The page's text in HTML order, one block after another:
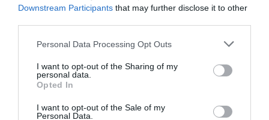
Downstream Participants that may further disclose it to other
Please note that this website/app uses one or more Google
not limited to your visit or usage behaviour. You may click to
grant or deny consent to Google and its third-party tags to
use your data for below specified purposes in below Google
consent section.
Personal Data Processing Opt Outs
I want to opt-out of the Sharing of my
personal data.
Opted In
I want to opt-out of the Sale of my
Personal Data.
Βαρύ πένθος για τον εκπαιδευτικό
από την Εύβοια που έφυγε από τη
07.08.2026 | 18:00
Αυτοψία στα καμένα: 37 σπίτια
κρίθηκαν κατεδαφιστέα στο
07.08.2026 | 17:40